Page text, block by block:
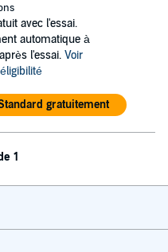
avec l'essai.
automatique à
l'essai. Voir
gratuitement
1